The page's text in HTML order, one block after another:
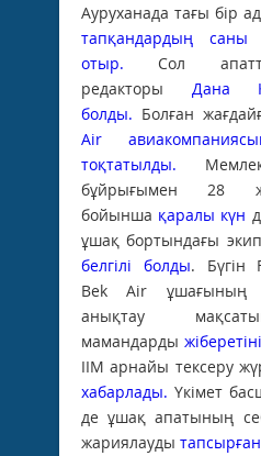
Ауруханада тағы бір
тапқандардың
отыр. Сол
редакторы Дана
болды. Болған
Аir
тоқтатылды.
бұйрығымен 28
бойынша қаралы күн
ұшақ бортындағы
белгілі болды. Бүгін
Bek Air ұшағының
анықтау
мамандарды
ІІМ арнайы тексеру
хабарлады. Үкімет
де ұшақ апатының
жариялауды